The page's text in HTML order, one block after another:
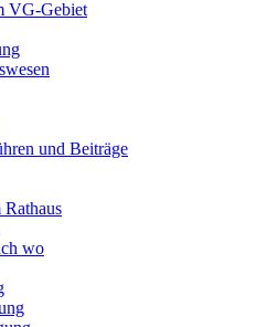
VG-Gebiet
und Beiträge
wo